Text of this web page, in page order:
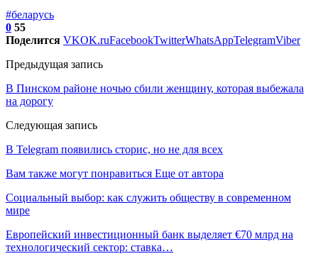
#беларусь
0 55
Поделится VKOK.ruFacebookTwitterWhatsAppTelegramViber
Предыдущая запись
В Пинском районе ночью сбили женщину, которая выбежала
на дорогу
Следующая запись
В Telegram появились сторис, но не для всех
Вам также могут понравиться Еще от автора
Социальный выбор: как служить обществу в современном
мире
Европейский инвестиционный банк выделяет €70 млрд на
технологический сектор: ставка…